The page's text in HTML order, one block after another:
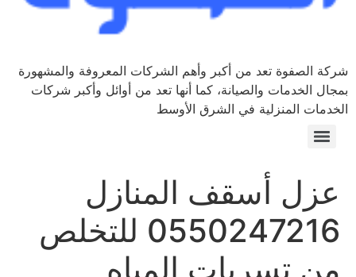
شركة الصفوة تعد من أكبر وأهم الشركات المعروفة والمشهورة
بمجال الخدمات والصيانة، كما أنها تعد من أوائل وأكبر شركات
الخدمات المنزلية في الشرق الأوسط
عزل أسقف المنازل
0550247216 للتخلص
من تسربات المياه